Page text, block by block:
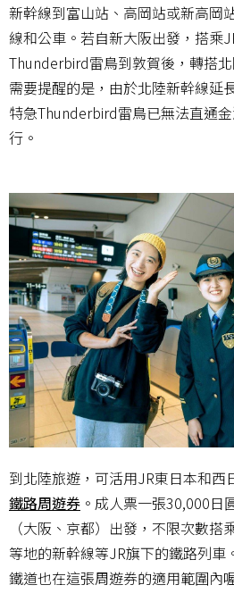
新幹線到富山站、高岡站或新高岡
線和公車。若自新大阪出發，搭乘
Thunderbird雷鳥到敦賀後，轉搭
需要提醒的是，由於北陸新幹線延
特急Thunderbird雷鳥已無法直通
行。
到北陸旅遊，可活用JR東日本和西
鐵路周遊券 。成人票一張30,000日
（大阪、京都）出發，不限次數搭
等地的新幹線等JR旗下的鐵路列車
鐵道也在這張周遊券的適用範圍內